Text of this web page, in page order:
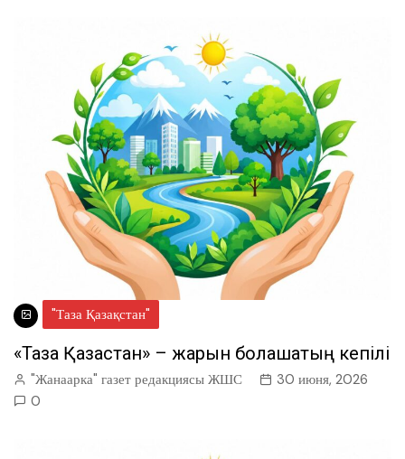
"Таза Қазақстан"
«Таза Қазақстан» – жарқын болашақтың кепілі
"Жанаарка" газет редакциясы ЖШС
30 июня, 2026
0